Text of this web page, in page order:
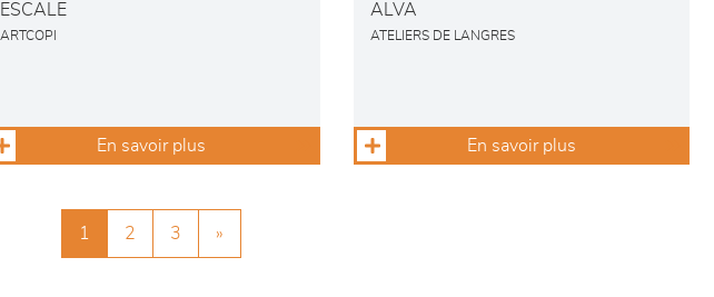
ESCALE
ARTCOPI
En savoir plus
ALVA
ATELIERS DE LANGRES
En savoir plus
1 2 3 »